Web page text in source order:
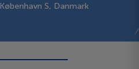
S, Danmark